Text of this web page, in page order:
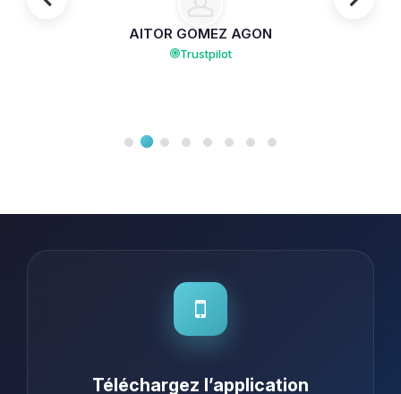
AITOR GOMEZ AGON
Trustpilot
Téléchargez l’application